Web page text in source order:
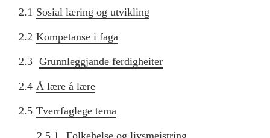
2.1 Sosial læring og utvikling
2.2 Kompetanse i faga
2.3 Grunnleggjande ferdigheiter
2.4 Å lære å lære
2.5 Tverrfaglege tema